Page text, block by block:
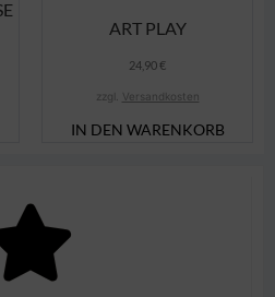
ART PLAY
24,90€
zzgl. Versandkosten
IN DEN WARENKORB